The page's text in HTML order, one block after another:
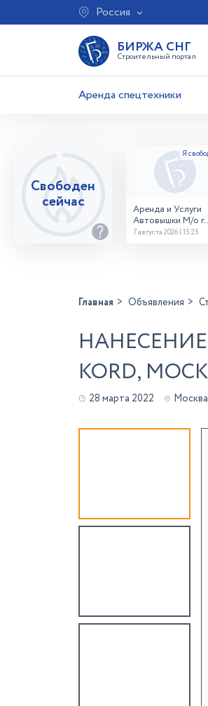
Россия
БИРЖА СНГ
Строительный портал
Аренда спецтехники
Свободен
сейчас
Аренда и Услуги
Автовышки М/о г.
Домодедово
7 августа 2026 | 15:25
Главная Объявления
KORD,
28 марта 2022 Москва